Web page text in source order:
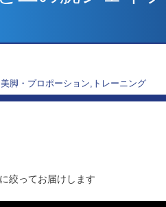
脚・プロポーション,トレーニング
絞ってお届けします